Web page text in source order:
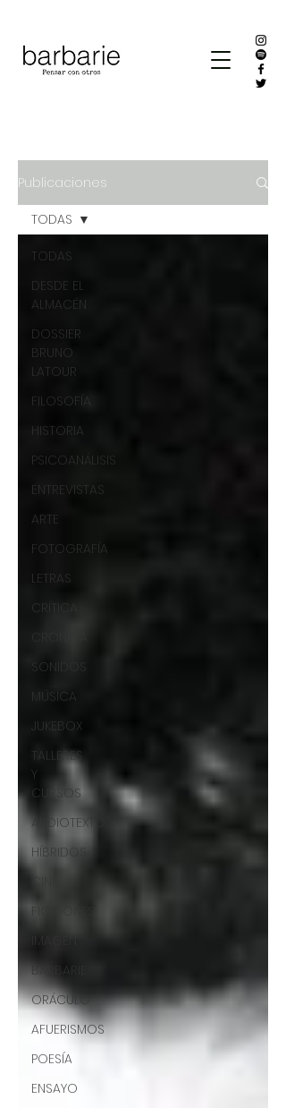
Publicaciones
TODAS
DESDE EL
ALMACÉN
DOSSIER
BRUNO
LATOUR
FILOSOFÍA
HISTORIA
PSICOANÁLISIS
ENTREVISTAS
ARTE
FOTOGRAFÍA
LETRAS
CRÍTICA
SONIDOS
MÚSICA
JUKEBOX
TALLERES
Y
CURSOS
AUDIOTEXTO
HÍBRIDOS
FICCIONES
IMAGEN
BARBARIE
ORÁCULO
AFUERISMOS
POESÍA
ENSAYO
TODAS